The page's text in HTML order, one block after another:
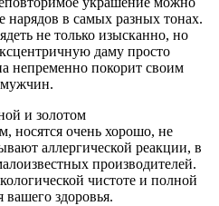
нарядов в самых разных тонах.
не только изысканно, но
даму просто
непременно покорит своим
и золотом
носятся очень хорошо, не
аллергической реакции, в
производителей.
чистоте и полной
вашего здоровья.